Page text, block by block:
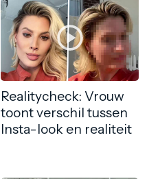
Realitycheck: Vrouw
toont verschil tussen
Insta-look en realiteit